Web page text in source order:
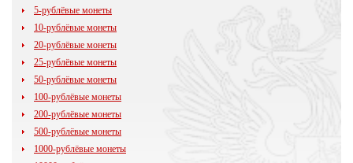
5-рублёвые монеты
10-рублёвые монеты
20-рублёвые монеты
25-рублёвые монеты
50-рублёвые монеты
100-рублёвые монеты
200-рублёвые монеты
500-рублёвые монеты
1000-рублёвые монеты